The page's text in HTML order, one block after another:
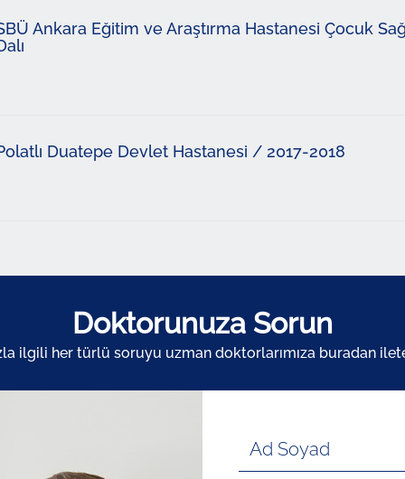
Ankara Eğitim ve Araştırma Hastanesi Çocuk
Duatepe Devlet Hastanesi / 2017-2018
Doktorunuza Sorun
ilgili her türlü soruyu uzman doktorlarımıza buradan